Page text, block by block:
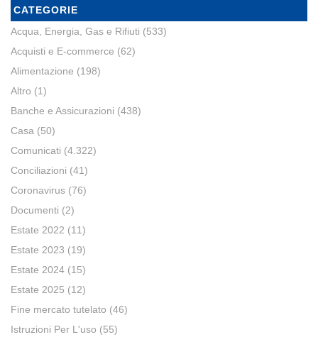
CATEGORIE
Acqua, Energia, Gas e Rifiuti (533)
Acquisti e E-commerce (62)
Alimentazione (198)
Altro (1)
Banche e Assicurazioni (438)
Casa (50)
Comunicati (4.322)
Conciliazioni (41)
Coronavirus (76)
Documenti (2)
Estate 2022 (11)
Estate 2023 (19)
Estate 2024 (15)
Estate 2025 (12)
Fine mercato tutelato (46)
Istruzioni Per L'uso (55)